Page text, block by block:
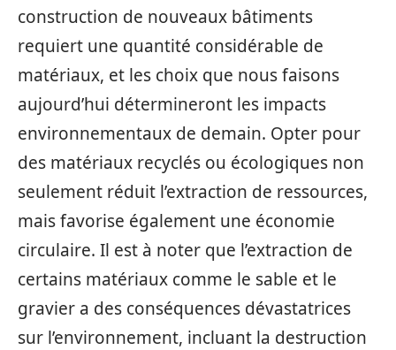
construction de nouveaux bâtiments
requiert une quantité considérable de
matériaux, et les choix que nous faisons
aujourd’hui détermineront les impacts
environnementaux de demain. Opter pour
des matériaux recyclés ou écologiques non
seulement réduit l’extraction de ressources,
mais favorise également une économie
circulaire. Il est à noter que l’extraction de
certains matériaux comme le sable et le
gravier a des conséquences dévastatrices
sur l’environnement, incluant la destruction